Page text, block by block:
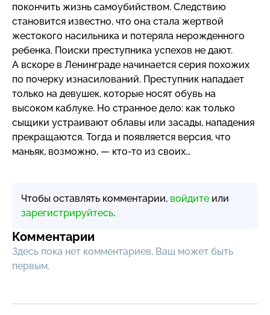
покончить жизнь самоубийством. Следствию
становится известно, что она стала жертвой
жестокого насильника и потеряла нерожденного
ребенка. Поиски преступника успехов не дают.
А вскоре в Ленинграде начинается серия похожих
по почерку изнасилований. Преступник нападает
только на девушек, которые носят обувь на
высоком каблуке. Но странное дело: как только
сыщики устраивают облавы или засады, нападения
прекращаются. Тогда и появляется версия, что
маньяк, возможно, — кто-то из своих…
Чтобы оставлять комментарии, войдите или
зарегистрируйтесь.
Комментарии
Здесь пока нет комментариев, Ваш может быть
первым.